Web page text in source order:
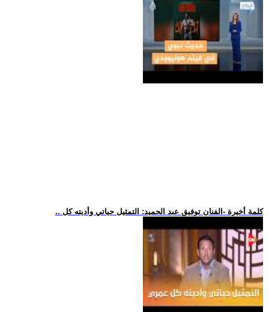
.. كلمة أخيرة -الفنان توفيق عبد الحميد: التمثيل حياتي وأديته كل